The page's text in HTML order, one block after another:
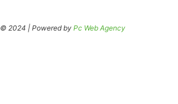
2024 | Powered by Pc Web Agency